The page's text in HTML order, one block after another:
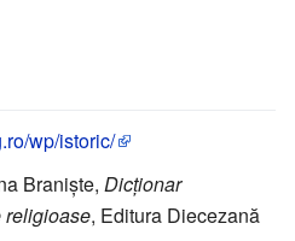
wp/istoric/
Braniște, Dicționar
religioase, Editura Diecezană